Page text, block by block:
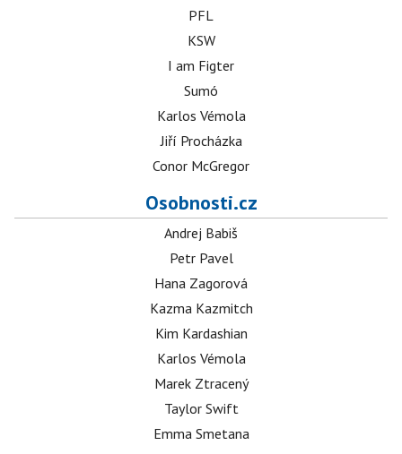
PFL
KSW
I am Figter
Sumó
Karlos Vémola
Jiří Procházka
Conor McGregor
Osobnosti.cz
Andrej Babiš
Petr Pavel
Hana Zagorová
Kazma Kazmitch
Kim Kardashian
Karlos Vémola
Marek Ztracený
Taylor Swift
Emma Smetana